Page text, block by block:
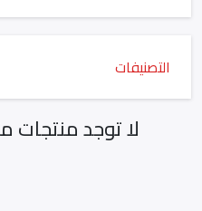
التصنيفات
لا توجد منتجات